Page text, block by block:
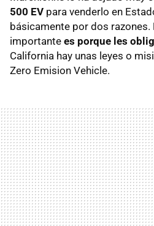
500 EV para venderlo en
básicamente por dos razones.
importante es porque les
California hay unas leyes o
Zero Emision Vehicle.